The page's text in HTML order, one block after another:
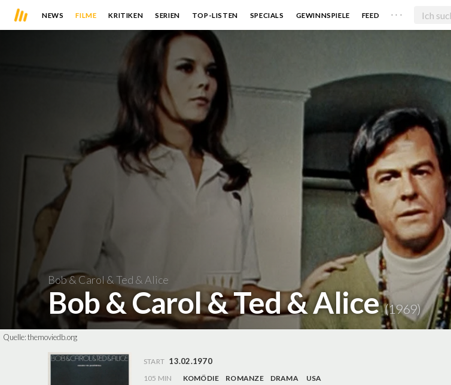
NEWS FILME KRITIKEN SERIEN TOP-LISTEN SPECIALS GEWINNSPIELE FEED . . .
Bob & Carol & Ted & Alice
Bob & Carol & Ted & Alice(1969)
Quelle:themoviedb.org
START 13.02.1970
105 MIN KOMÖDIE ROMANZE DRAMA
USA